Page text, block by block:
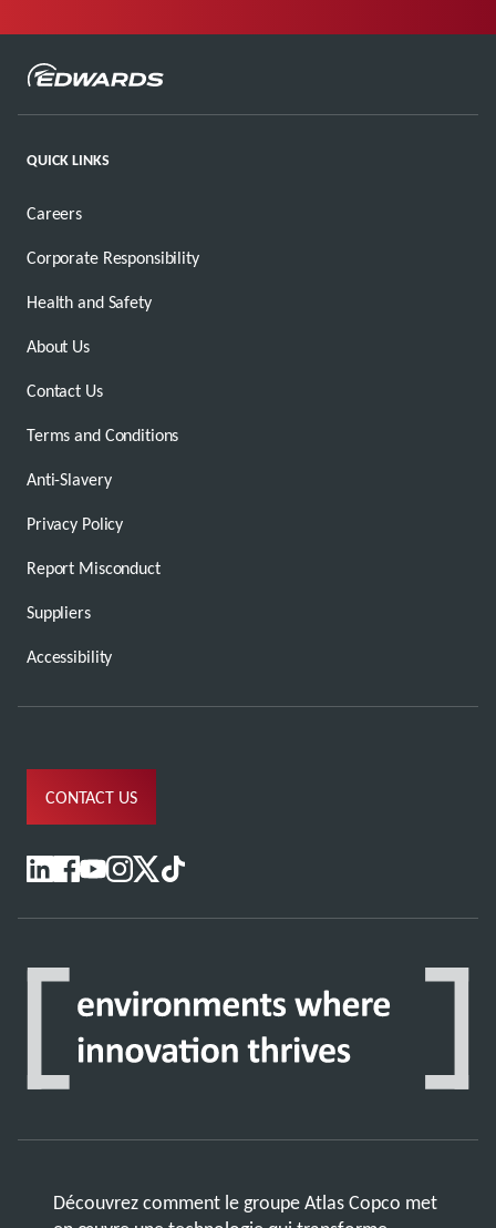
QUICK LINKS
Careers
Corporate Responsibility
Health and Safety
About Us
Contact Us
Terms and Conditions
Anti-Slavery
Privacy Policy
Report Misconduct
Suppliers
Accessibility
CONTACT US
Découvrez comment le groupe Atlas Copco met